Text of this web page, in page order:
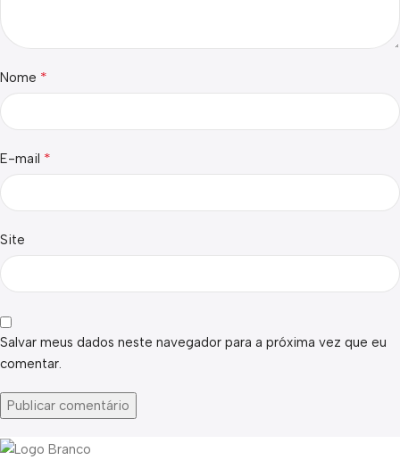
Nome *
E-mail *
Site
Salvar meus dados neste navegador para a próxima vez que eu
comentar.